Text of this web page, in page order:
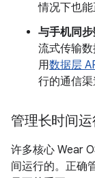
情况下也能
与手机同
流式传输
用数据层
行的通信渠
管理长时间
许多核心 Wear
间运行的。正确